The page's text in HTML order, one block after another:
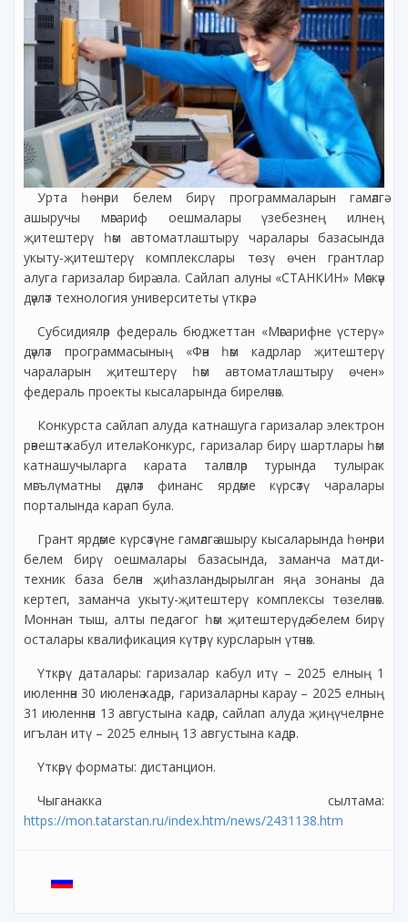
Урта һөнәри белем бирү программаларын гамәлгә
ашыручы мәгариф оешмалары үзебезнең илнең
җитештерү һәм автоматлаштыру чаралары базасында
укыту-җитештерү комплекслары төзү өчен грантлар
алуга гаризалар бирә ала. Сайлап алуны «СТАНКИН» Мәскәү
дәүләт технология университеты үткәрә.
Субсидияләр федераль бюджеттан «Мәгарифне үстерү»
дәүләт программасының «Фән һәм кадрлар җитештерү
чараларын җитештерү һәм автоматлаштыру өчен»
федераль проекты кысаларында биреләчәк.
Конкурста сайлап алуда катнашуга гаризалар электрон
рәвештә кабул ителә. Конкурс, гаризалар бирү шартлары һәм
катнашучыларга карата таләпләр турында тулырак
мәгълүматны дәүләт финанс ярдәме күрсәтү чаралары
порталында карап була.
Грант ярдәме күрсәтүне гамәлгә ашыру кысаларында һөнәри
белем бирү оешмалары базасында, заманча матди-
техник база белән җиһазландырылган яңа зонаны да
кертеп, заманча укыту-җитештерү комплексы төзеләчәк.
Моннан тыш, алты педагог һәм җитештерүдә белем бирү
осталары квалификация күтәрү курсларын үтәчәк.
Үткәрү даталары: гаризалар кабул итү – 2025 елның 1
июленнән 30 июленә кадәр, гаризаларны карау – 2025 елның
31 июленнән 13 августына кадәр, сайлап алуда җиңүчеләрне
игълан итү – 2025 елның 13 августына кадәр.
Үткәрү форматы: дистанцион.
Чыганакка сылтама:
https://mon.tatarstan.ru/index.htm/news/2431138.htm